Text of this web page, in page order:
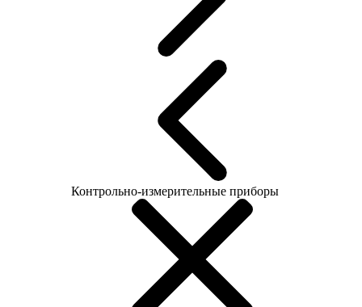
Контрольно-измерительные приборы